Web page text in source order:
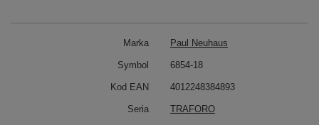
Marka Paul Neuhaus
Symbol 6854-18
Kod EAN 4012248384893
Seria TRAFORO